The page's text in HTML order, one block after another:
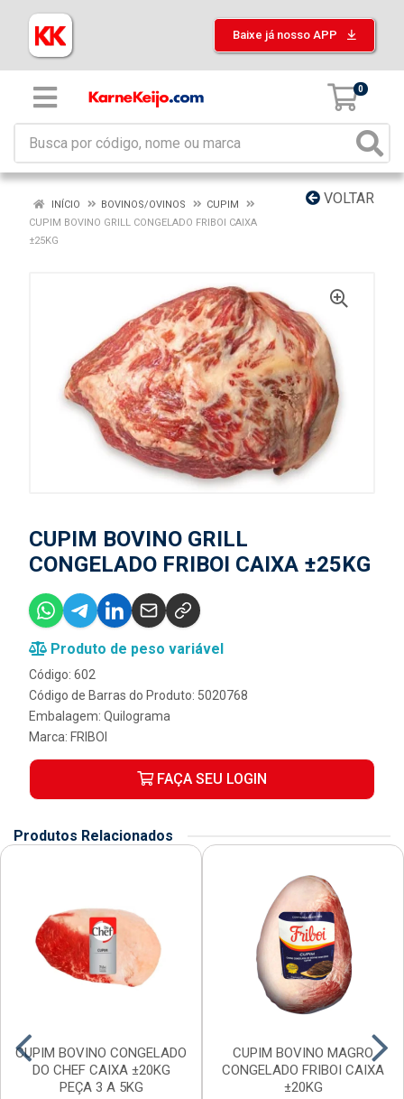
Baixe já nosso APP
0
VOLTAR
INÍCIO BOVINOS/OVINOS
CUPIM
CUPIM BOVINO GRILL CONGELADO FRIBOI CAIXA
±25KG
CUPIM BOVINO GRILL
CONGELADO FRIBOI CAIXA ±25KG
Produto de peso variável
Código: 602
Código de Barras do Produto: 5020768
Embalagem: Quilograma
Marca: FRIBOI
FAÇA SEU LOGIN
Produtos Relacionados
CUPIM BOVINO CONGELADO
DO CHEF CAIXA ±20KG
PEÇA 3 A 5KG
CUPIM BOVINO MAGRO
CONGELADO FRIBOI CAIXA
±20KG